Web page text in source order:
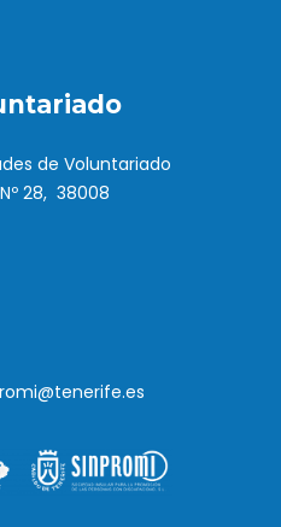
de Voluntariado
Nº 28, 38008